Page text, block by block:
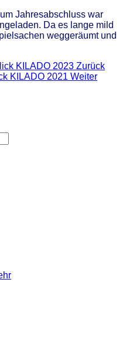
Jahresabschluss war
Da es lange mild
weggeräumt und
KILADO 2023 Zurück
KILADO 2021 Weiter